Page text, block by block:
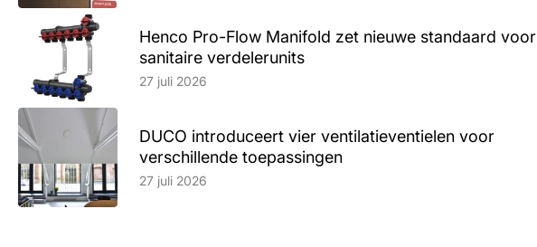
Henco Pro-Flow Manifold zet nieuwe standaard voor
sanitaire verdelerunits
Lees artikel
27 juli 2026
DUCO introduceert vier ventilatieventielen voor
verschillende toepassingen
Lees artikel
27 juli 2026